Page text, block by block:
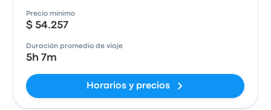
Precio mínimo
$ 54.257
Duración promedio de viaje
5h 7m
Horarios y precios